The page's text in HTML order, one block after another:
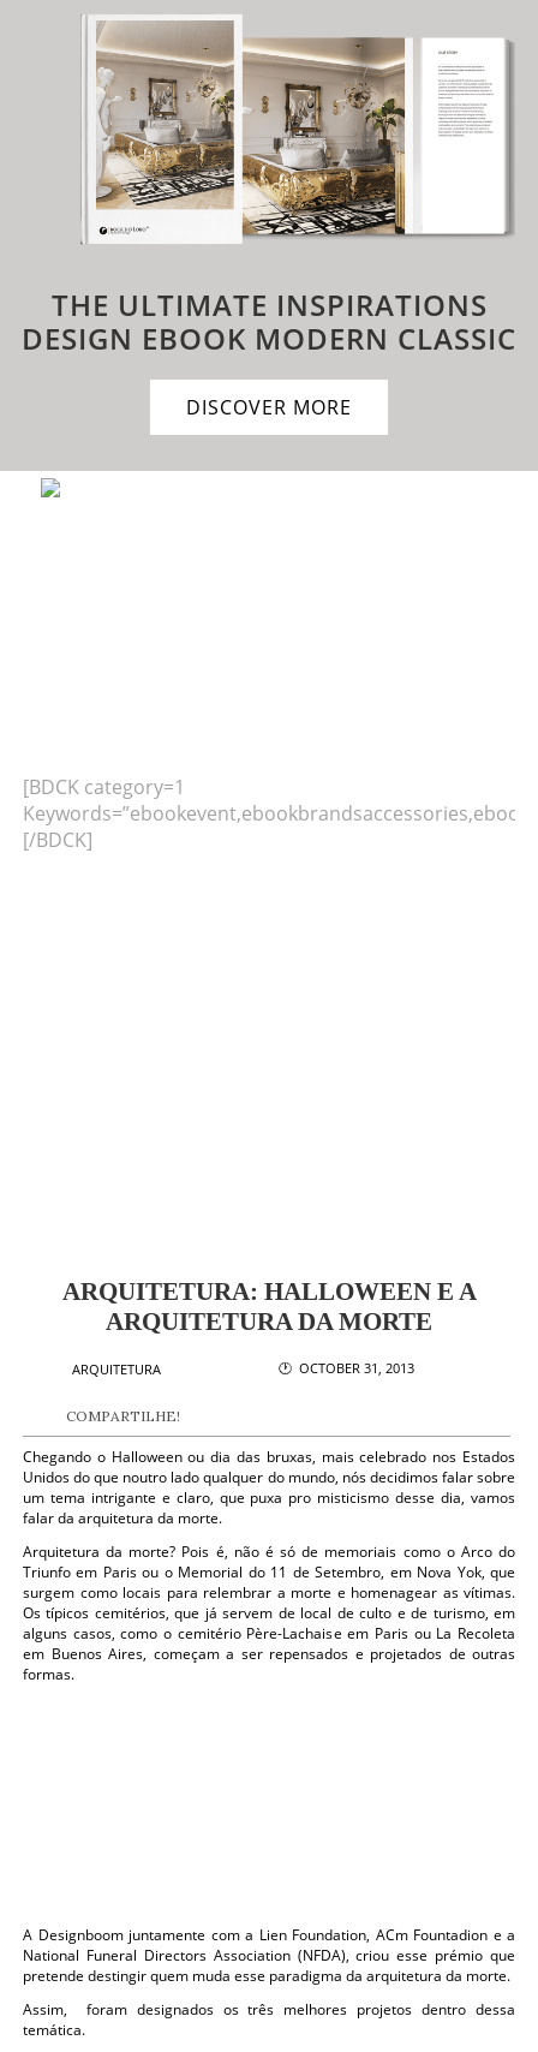
THE ULTIMATE INSPIRATIONS
DESIGN EBOOK MODERN CLASSIC
DISCOVER MORE
[BDCK category=1
[/BDCK]
ARQUITETURA: HALLOWEEN E A
ARQUITETURA DA MORTE
ARQUITETURA 🕐 OCTOBER 31, 2013
COMPARTILHE!
Chegando o Halloween ou dia das bruxas, mais celebrado nos Estados
Unidos do que noutro lado qualquer do mundo, nós decidimos falar sobre
um tema intrigante e claro, que puxa pro misticismo desse dia, vamos
falar da arquitetura da morte.
Arquitetura da morte? Pois é, não é só de memoriais como o Arco do
Triunfo em Paris ou o Memorial do 11 de Setembro, em Nova Yok, que
surgem como locais para relembrar a morte e homenagear as vítimas.
Os típicos cemitérios, que já servem de local de culto e de turismo, em
alguns casos, como o cemitério Père-Lachaise em Paris ou La Recoleta
em Buenos Aires, começam a ser repensados e projetados de outras
formas.
A Designboom juntamente com a Lien Foundation, ACm Fountadion e a
National Funeral Directors Association (NFDA), criou esse prémio que
pretende destingir quem muda esse paradigma da arquitetura da morte.
Assim, foram designados os três melhores projetos dentro dessa
temática.